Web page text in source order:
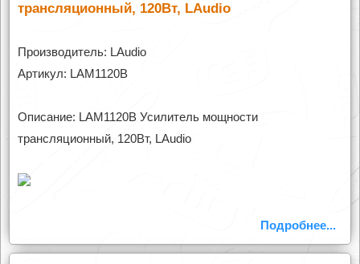
трансляционный, 120Вт, LAudio
Производитель: LAudio
Артикул: LAM1120B
Описание: LAM1120B Усилитель мощности
трансляционный, 120Вт, LAudio
Подробнее...